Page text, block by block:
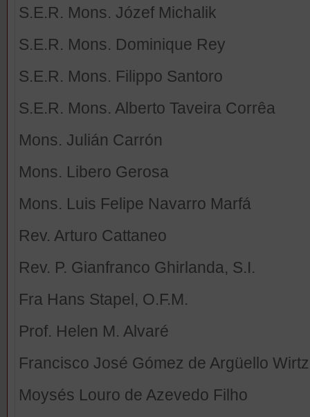
S.E.R. Mons. Józef Michalik
S.E.R. Mons. Dominique Rey
S.E.R. Mons. Filippo Santoro
S.E.R. Mons. Alberto Taveira Corrêa
Mons. Julián Carrón
Mons. Libero Gerosa
Mons. Luis Felipe Navarro Marfá
Rev. Arturo Cattaneo
Rev. P. Gianfranco Ghirlanda, S.I.
Fra Hans Stapel, O.F.M.
Prof. Helen M. Alvaré
Francisco José Gómez de Argüello Wirtz
Moysés Louro de Azevedo Filho